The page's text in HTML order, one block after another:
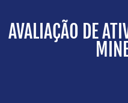
AVALIAÇÃO DE